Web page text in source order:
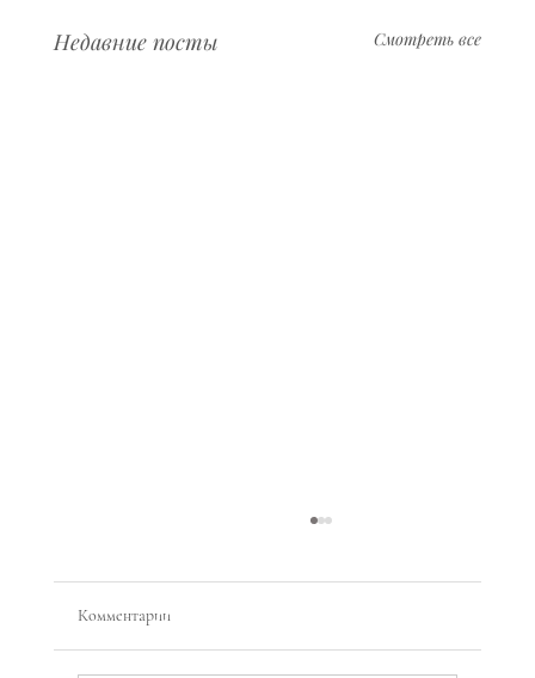
Недавние посты Смотреть все
Комментарии